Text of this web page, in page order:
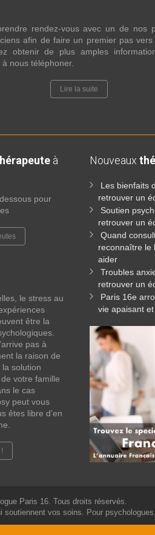
rendez-vous avec un de nos
afin de faire un premier pas
obtenir de plus amples
nous téléphoner.
Lire la suite
à
pour
le stress au
être la
pas à
la raison de
solution
votre famille
le cas
peut vous
êtes libre d’en
Nouveaux
Les bienfaits
retrouver un
Soutien
retrouver un
Quand
reconnaître le
aider
Troubles
retrouver un
Paris 16e
vie apaisant
Paris 16. Tous droits réservés.
soutiennent vos soins. Pour